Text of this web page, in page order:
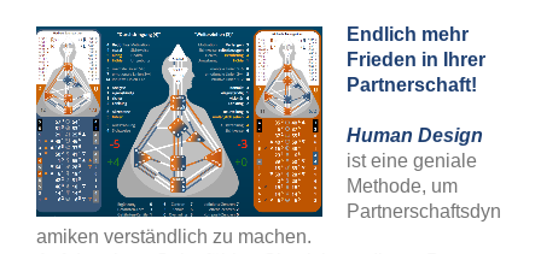
Endlich mehr
Frieden in Ihrer
Partnerschaft!
Human Design
ist eine geniale
Methode, um
Partnerschaftsdyn
amiken verständlich zu machen.